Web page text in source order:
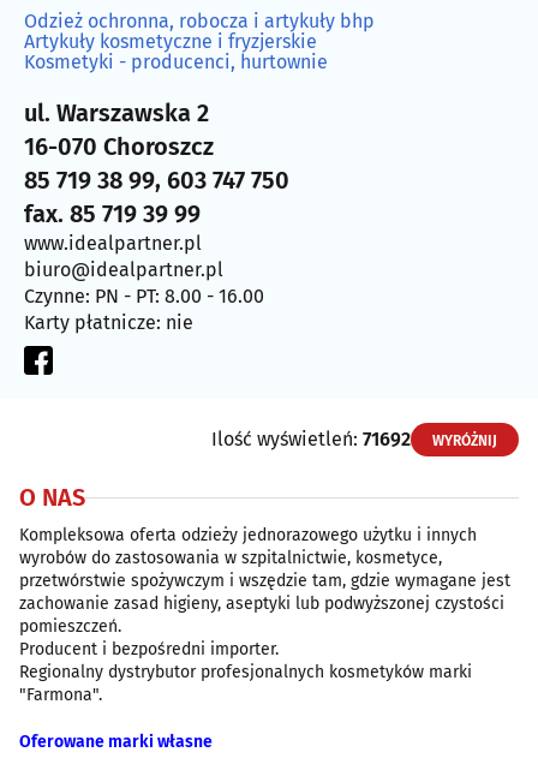
Odzież ochronna, robocza i artykuły bhp
Artykuły kosmetyczne i fryzjerskie
Kosmetyki - producenci, hurtownie
ul. Warszawska 2
16-070 Choroszcz
85 719 38 99, 603 747 750
fax. 85 719 39 99
www.idealpartner.pl
biuro@idealpartner.pl
Czynne: PN - PT: 8.00 - 16.00
Karty płatnicze: nie
Ilość wyświetleń: 71692 WYRÓŻNIJ
O NAS
Kompleksowa oferta odzieży jednorazowego użytku i innych
wyrobów do zastosowania w szpitalnictwie, kosmetyce,
przetwórstwie spożywczym i wszędzie tam, gdzie wymagane jest
zachowanie zasad higieny, aseptyki lub podwyższonej czystości
pomieszczeń.
Producent i bezpośredni importer.
Regionalny dystrybutor profesjonalnych kosmetyków marki
"Farmona".
Oferowane marki własne